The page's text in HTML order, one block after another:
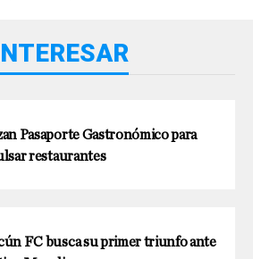
Pasaporte Gastronómico para
restaurantes
FC busca su primer triunfo ante